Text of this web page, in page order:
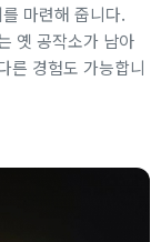
마련해 줍니다.
옛 공작소가 남아
른 경험도 가능합니